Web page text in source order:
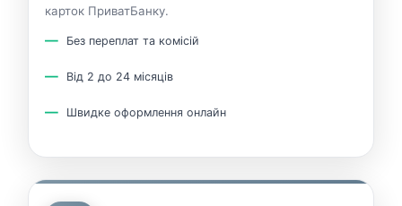
карток ПриватБанку.
Без переплат та комісій
Від 2 до 24 місяців
Швидке оформлення онлайн